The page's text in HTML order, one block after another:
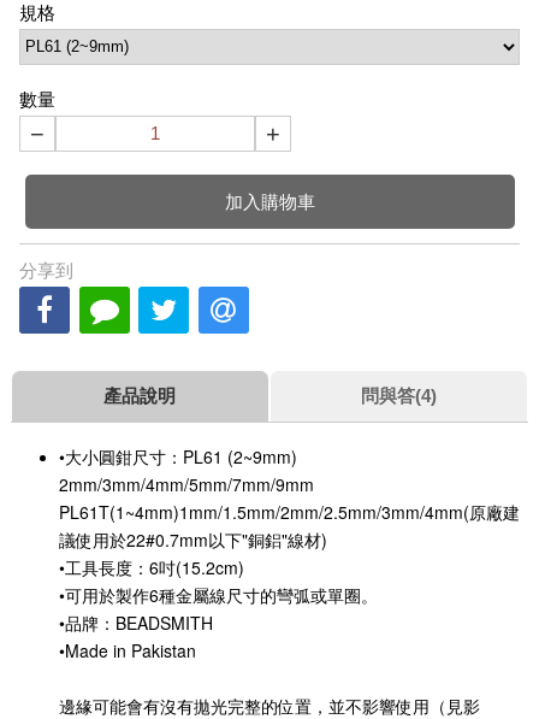
規格
數量
− +
加入購物車
分享到
產品說明 問與答(4)
•大小圓鉗尺寸：PL61 (2~9mm)
2mm/3mm/4mm/5mm/7mm/9mm
PL61T(1~4mm)1mm/1.5mm/2mm/2.5mm/3mm/4mm(原廠建
議使用於22#0.7mm以下"銅鋁"線材)
•工具長度：6吋(15.2cm)
•可用於製作6種金屬線尺寸的彎弧或單圈。
•品牌：BEADSMITH
•Made in Pakistan
邊緣可能會有沒有拋光完整的位置，並不影響使用（見影